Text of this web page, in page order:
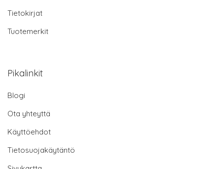
Tietokirjat
Tuotemerkit
Pikalinkit
Blogi
Ota yhteyttä
Käyttöehdot
Tietosuojakäytäntö